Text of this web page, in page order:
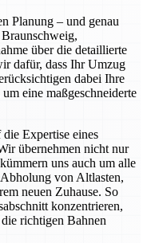
Planung – und genau
über die detaillierte
dafür, dass Ihr Umzug
dabei Ihre
eine maßgeschneiderte
Expertise eines
übernehmen nicht nur
uns auch um alle
von Altlasten,
neuen Zuhause. So
konzentrieren,
richtigen Bahnen